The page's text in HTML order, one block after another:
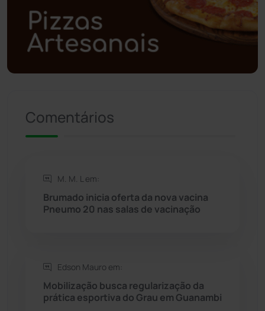
Polícia Civil (57)
Polícia Militar (27)
Política (03)
Riacho de Santana
Rio de Contas
Rio do Antônio
Saúde
Seabra (50)
Comentários
M. M. L em:
Brumado inicia oferta da nova vacina
Pneumo 20 nas salas de vacinação
Edson Mauro em:
Mobilização busca regularização da
prática esportiva do Grau em Guanambi